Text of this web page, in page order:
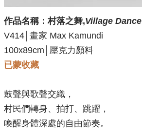
作品名稱：村落之舞,Village Dance
V414│畫家 Max Kamundi
100x89cm│壓克力顏料
已蒙收藏
鼓聲與歌聲交織，
村民們轉身、拍打、跳躍，
喚醒身體深處的自由節奏。